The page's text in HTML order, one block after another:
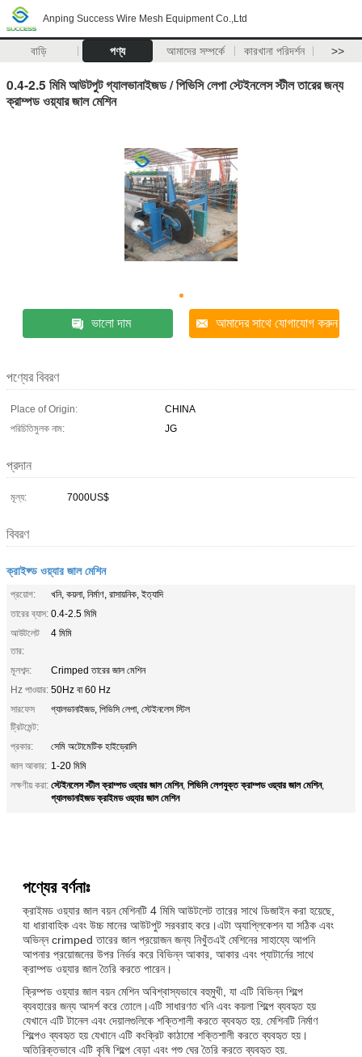
Anping Success Wire Mesh Equipment Co.,Ltd
বাড়ি পণ্য আমাদের সম্পর্কে কারখানা পরিদর্শন >>
0.4-2.5 মিমি আউটপুট গ্যালভানাইজড / পিভিসি লেপা স্টেইনলেস স্টীল তারের জন্য
ক্রাম্পড ওয়্যার জাল মেশিন
ভালো দাম আমাদের সাথে যোগাযোগ করুন
পণ্যের বিবরণ
Place of Origin:
CHINA
পরিচিতিমুলক নাম:
JG
প্রদান
মূল্য: 7000US$
বিবরণ
ক্রাইফ্ড ওয়্যার জাল মেশিন
প্রয়োগ:
খনি, কয়লা, নির্মাণ, রাসায়নিক, ইত্যাদি
তারের ব্যাস: 0.4-2.5 মিমি
আউটলেট
তার:
4 মিমি
মূলশব্দ:
Crimped তারের জাল মেশিন
Hz পাওয়ার: 50Hz বা 60 Hz
সারফেস
ট্রিটমেন্ট:
গ্যালভানাইজড, পিভিসি লেপা, স্টেইনলেস স্টিল
প্রকার:
সেমি অটোমেটিক হাইড্রোলি
জাল আকার: 1-20 মিমি
লক্ষণীয় করা: স্টেইনলেস স্টীল ক্রাম্পড ওয়্যার জাল মেশিন, পিভিসি লেপযুক্ত ক্রাম্পড ওয়্যার জাল মেশিন,
গ্যালভানাইজড ক্রাইমড ওয়্যার জাল মেশিন
পণ্যের বর্ণনাঃ
ক্রাইমড ওয়্যার জাল বয়ন মেশিনটি 4 মিমি আউটলেট তারের সাথে ডিজাইন করা হয়েছে,
যা ধারাবাহিক এবং উচ্চ মানের আউটপুট সরবরাহ করে।এটা অ্যাপ্লিকেশন যা সঠিক এবং
অভিন্ন crimped তারের জাল প্রয়োজন জন্য নিখুঁতএই মেশিনের সাহায্যে আপনি
আপনার প্রয়োজনের উপর নির্ভর করে বিভিন্ন আকার, আকার এবং প্যাটার্নের সাথে
ক্রাম্পড ওয়্যার জাল তৈরি করতে পারেন।
ক্রিম্পড ওয়্যার জাল বয়ন মেশিন অবিশ্বাস্যভাবে বহুমুখী, যা এটি বিভিন্ন শিল্পে
ব্যবহারের জন্য আদর্শ করে তোলে।এটি সাধারণত খনি এবং কয়লা শিল্পে ব্যবহৃত হয়
যেখানে এটি টানেল এবং দেয়ালগুলিকে শক্তিশালী করতে ব্যবহৃত হয়. মেশিনটি নির্মাণ
শিল্পেও ব্যবহৃত হয় যেখানে এটি কংক্রিট কাঠামো শক্তিশালী করতে ব্যবহৃত হয়।
অতিরিক্তভাবে এটি কৃষি শিল্পে বেড়া এবং পশু ঘের তৈরি করতে ব্যবহৃত হয়.